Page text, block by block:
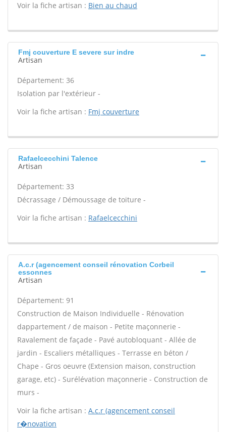
Voir la fiche artisan : Bien au chaud
Fmj couverture E severe sur indre
Artisan
Département: 36
Isolation par l'extérieur -
Voir la fiche artisan : Fmj couverture
Rafaelcecchini Talence
Artisan
Département: 33
Décrassage / Démoussage de toiture -
Voir la fiche artisan : Rafaelcecchini
A.c.r (agencement conseil rénovation Corbeil
essonnes
Artisan
Département: 91
Construction de Maison Individuelle - Rénovation
dappartement / de maison - Petite maçonnerie -
Ravalement de façade - Pavé autobloquant - Allée de
jardin - Escaliers métalliques - Terrasse en béton /
Chape - Gros oeuvre (Extension maison, construction
garage, etc) - Surélévation maçonnerie - Construction de
murs -
Voir la fiche artisan : A.c.r (agencement conseil
r�novation